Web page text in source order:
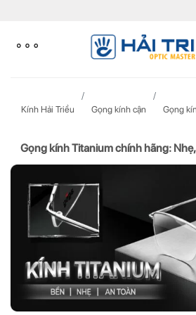
content
Kính Hải Triều Gọng kính cận Gọng
Gọng kính Titanium chính hãng: